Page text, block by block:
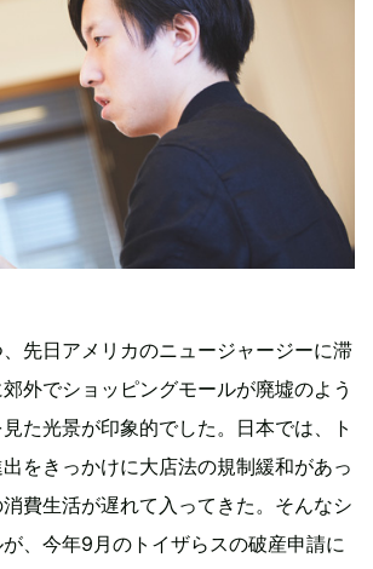
、先日アメリカのニュージャージーに滞
外でショッピングモールが廃墟のよう
た光景が印象的でした。日本では、ト
をきっかけに大店法の規制緩和があっ
費生活が遅れて入ってきた。そんなシ
、今年9月のトイザらスの破産申請に